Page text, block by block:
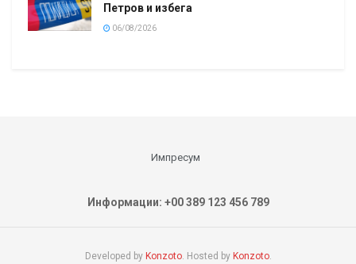
Петров и избега
06/08/2026
Импресум
Информации: +00 389 123 456 789
Developed by Konzoto. Hosted by Konzoto.